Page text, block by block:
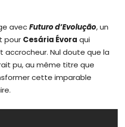
avecFuturo d’Evolução, un
pour Cesária Évora qui
accrocheur. Nul doute que la
pu, au même titre que
cette imparable